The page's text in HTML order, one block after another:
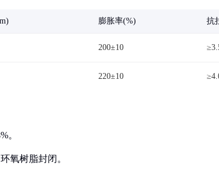
膨胀率(%) 抗
200±10
220±10
。
氧树脂封闭。